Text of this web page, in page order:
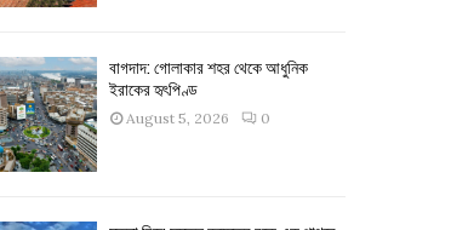
বাগদাদ: গোলাকার শহর থেকে আধুনিক
ইরাকের হৃৎপিণ্ড
August 5, 2026 0